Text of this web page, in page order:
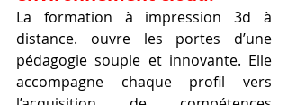
La formation à impression 3d à
distance. ouvre les portes d’une
pédagogie souple et innovante. Elle
accompagne chaque profil vers